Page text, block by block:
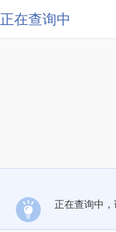
正在查询中
正在查询中